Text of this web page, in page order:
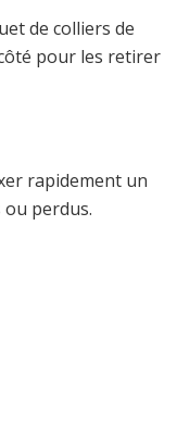
de colliers de
pour les retirer
rapidement un
perdus.